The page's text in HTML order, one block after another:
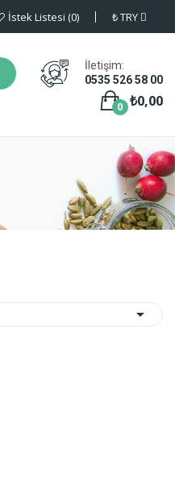
İstek Listesi 0 ₺TRY
İletişim:
0535 526 58 00
₺0,00
0
